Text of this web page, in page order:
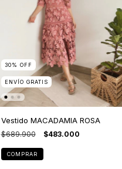
30% OFF
ENVÍO GRATIS
Vestido MACADAMIA ROSA
$689.900 $483.000
COMPRAR